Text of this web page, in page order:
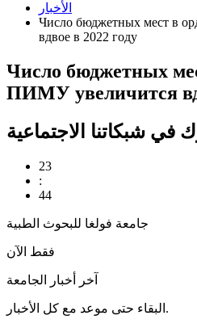
الأخبار
Число бюджетных мест в
вдвое в 2022 году
Число бюджетных
ПИМУ увеличится
في شبكاتنا الاجتماعية
23
:
44
جامعة فولغا للبحوث الطبية
فقط الآن
آخر أخبار الجامعة
البقاء حتى موعد مع كل الأخبار.